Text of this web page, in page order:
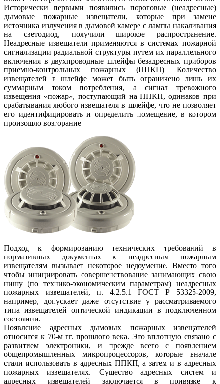
Исторически первыми появились пороговые (неадресные)
дымовые пожарные извещатели, которые при замене
источника излучения в дымовой камере с лампы накаливания
на светодиод, получили широкое распространение.
Неадресные извещатели применяются в системах пожарной
сигнализации радиальной структуры путем их параллельного
включения в двухпроводные шлейфы безадресных приборов
приемно-контрольных пожарных (ППКП). Количество
извещателей в шлейфе может быть ограничено лишь их
суммарным током потребления, а сигнал тревожного
извещения «пожар», поступающий на ППКП, одинаков при
срабатывания любого извещателя в шлейфе, что не позволяет
его идентифицировать и определить помещение, в котором
произошло возгорание.
Подход к формированию технических требований в
нормативных документах к неадресным пожарным
извещателям вызывает некоторое недоумение. Вместо того
чтобы инициировать совершенствование занимающих свою
нишу (по технико-экономическим параметрам) неадресных
пожарных извещателей, п. 4.2.5.1 ГОСТ Р 53325-2009,
например, допускает даже отсутствие у рассматриваемого
типа извещателей оптической индикации в подключенном
состоянии.
Появление адресных дымовых пожарных извещателей
относится к 70-м гг. прошлого века. Это вплотную связано с
развитием электроники, и прежде всего с появлением
общепромышленных микропроцессоров, которые вначале
стали использовать в адресных ППКП, а затем и в адресных
пожарных извещателях. Существо адресных систем и
адресных извещателей заключается в привязке к